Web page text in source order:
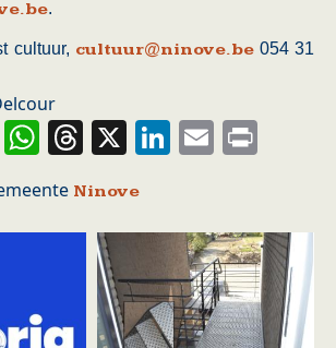
.
cultuur, cultuur@ninove.be054 31
Messenger
WhatsApp
Threads
X LinkedIn
Email
Ninove